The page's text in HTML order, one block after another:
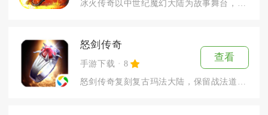
怒剑传奇
手游下载 8
查看